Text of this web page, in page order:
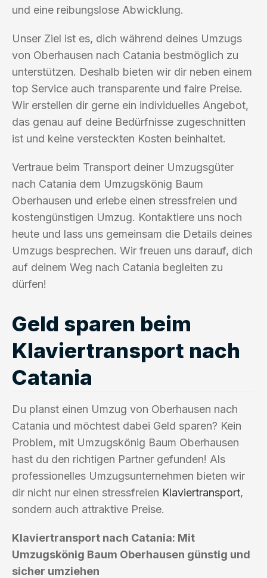
und eine reibungslose Abwicklung.
Unser Ziel ist es, dich während deines Umzugs
von Oberhausen nach Catania bestmöglich zu
unterstützen. Deshalb bieten wir dir neben einem
top Service auch transparente und faire Preise.
Wir erstellen dir gerne ein individuelles Angebot,
das genau auf deine Bedürfnisse zugeschnitten
ist und keine versteckten Kosten beinhaltet.
Vertraue beim Transport deiner Umzugsgüter
nach Catania dem Umzugskönig Baum
Oberhausen und erlebe einen stressfreien und
kostengünstigen Umzug. Kontaktiere uns noch
heute und lass uns gemeinsam die Details deines
Umzugs besprechen. Wir freuen uns darauf, dich
auf deinem Weg nach Catania begleiten zu
dürfen!
Geld sparen beim
Klaviertransport nach
Catania
Du planst einen Umzug von Oberhausen nach
Catania und möchtest dabei Geld sparen? Kein
Problem, mit Umzugskönig Baum Oberhausen
hast du den richtigen Partner gefunden! Als
professionelles Umzugsunternehmen bieten wir
dir nicht nur einen stressfreien Klaviertransport,
sondern auch attraktive Preise.
Klaviertransport nach Catania: Mit
Umzugskönig Baum Oberhausen günstig und
sicher umziehen